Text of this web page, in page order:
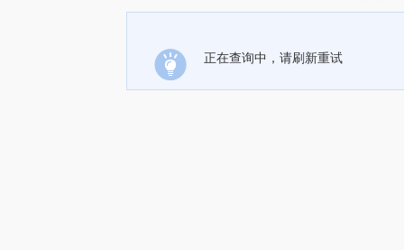
正在查询中，请刷新重试